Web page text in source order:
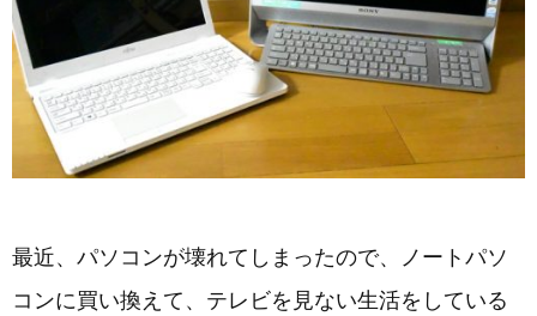
最近、パソコンが壊れてしまったので、ノートパソ
コンに買い換えて、テレビを見ない生活をしている